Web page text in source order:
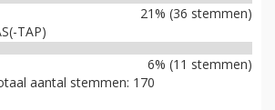
21% (36 stemmen)
TAP)
6% (11 stemmen)
aantal stemmen: 170